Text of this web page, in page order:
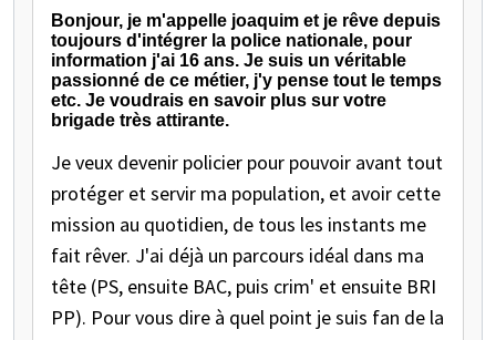
Bonjour, je m'appelle joaquim et je rêve depuis
toujours d'intégrer la police nationale, pour
information j'ai 16 ans. Je suis un véritable
passionné de ce métier, j'y pense tout le temps
etc. Je voudrais en savoir plus sur votre
brigade très attirante.
Je veux devenir policier pour pouvoir avant tout
protéger et servir ma population, et avoir cette
mission au quotidien, de tous les instants me
fait rêver. J'ai déjà un parcours idéal dans ma
tête (PS, ensuite BAC, puis crim' et ensuite BRI
PP). Pour vous dire à quel point je suis fan de la